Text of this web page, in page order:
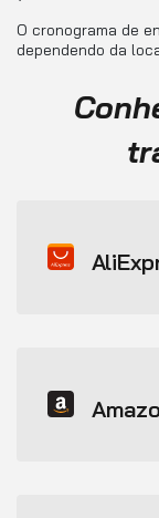
O cronograma de
dependendo da